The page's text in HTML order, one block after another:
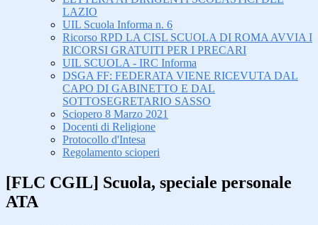
LAZIO
UIL Scuola Informa n. 6
Ricorso RPD LA CISL SCUOLA DI ROMA AVVIA I
RICORSI GRATUITI PER I PRECARI
UIL SCUOLA - IRC Informa
DSGA FF: FEDERATA VIENE RICEVUTA DAL
CAPO DI GABINETTO E DAL
SOTTOSEGRETARIO SASSO
Sciopero 8 Marzo 2021
Docenti di Religione
Protocollo d'Intesa
Regolamento scioperi
[FLC CGIL] Scuola, speciale personale
ATA